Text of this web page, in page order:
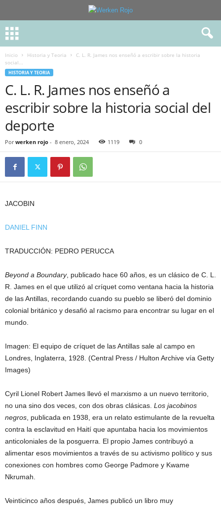
Inicio Historia y Teoria
C. L. R. James nos enseñó a escribir sobre la historia
social...
HISTORIA Y TEORIA
C. L. R. James nos enseñó a
escribir sobre la historia social del
deporte
Por werken rojo - 8 enero, 2024 1119 0
JACOBIN
DANIEL FINN
TRADUCCIÓN: PEDRO PERUCCA
Beyond a Boundary, publicado hace 60 años, es un clásico de C. L.
R. James en el que utilizó al críquet como ventana hacia la historia
de las Antillas, recordando cuando su pueblo se liberó del dominio
colonial británico y desafió al racismo para encontrar su lugar en el
mundo.
Imagen: El equipo de críquet de las Antillas sale al campo en
Londres, Inglaterra, 1928. (Central Press / Hulton Archive vía Getty
Images)
Cyril Lionel Robert James llevó el marxismo a un nuevo territorio,
no una sino dos veces, con dos obras clásicas. Los jacobinos
negros , publicada en 1938, era un relato estimulante de la revuelta
contra la esclavitud en Haití que apuntaba hacia los movimientos
anticoloniales de la posguerra. El propio James contribuyó a
alimentar esos movimientos a través de su activismo político y sus
conexiones con hombres como George Padmore y Kwame
Nkrumah.
Veinticinco años después, James publicó un libro muy